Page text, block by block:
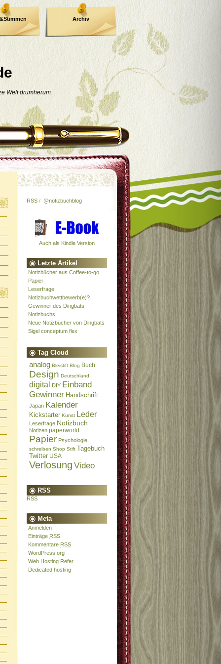
Welt drumherum.
Archiv
RSS / @notizbuchblog
Auch als Kindle Version
Letzte Artikel
Notizbücher aus Coffee-to-go
Papier
Leserfrage:
Notizbuchwettbewerb(e)?
Gewinner des Dingbats
Notizbuchs
Neue Notizbücher von Dingbats
Sigel conceptum flex
Tag Cloud
analog Bleistift Blog Buch
Design Deutschland
digital DIY Einband
Gewinner Handschrift
Japan Kalender
Kickstarter Kunst Leder
Leserfrage Notizbuch
Notizen paperworld
Papier Psychologie
schreiben Shop Stift Tagebuch
Twitter USA
Verlosung Video
RSS
RSS
Meta
Anmelden
Einträge RSS
Kommentare RSS
WordPress.org
Web Hosting Refer
Dedicated hosting